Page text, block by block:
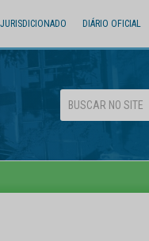
JURISDICIONADO DIÁRIO OFICIAL